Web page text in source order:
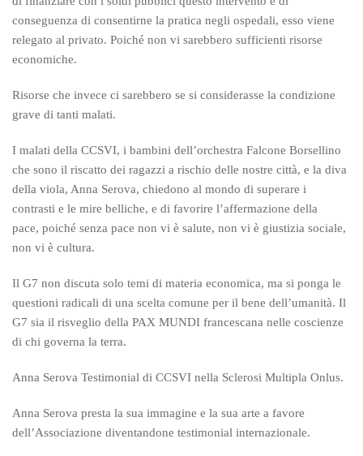
conseguenza di consentirne la pratica negli ospedali, esso viene
relegato al privato. Poiché non vi sarebbero sufficienti risorse
economiche.
Risorse che invece ci sarebbero se si considerasse la condizione
grave di tanti malati.
I malati della CCSVI, i bambini dell’orchestra Falcone Borsellino
che sono il riscatto dei ragazzi a rischio delle nostre città, e la diva
della viola, Anna Serova, chiedono al mondo di superare i
contrasti e le mire belliche, e di favorire l’affermazione della
pace, poiché senza pace non vi è salute, non vi è giustizia sociale,
non vi è cultura.
Il G7 non discuta solo temi di materia economica, ma si ponga le
questioni radicali di una scelta comune per il bene dell’umanità. Il
G7 sia il risveglio della PAX MUNDI francescana nelle coscienze
di chi governa la terra.
Anna Serova Testimonial di CCSVI nella Sclerosi Multipla Onlus.
Anna Serova presta la sua immagine e la sua arte a favore
dell’Associazione diventandone testimonial internazionale.